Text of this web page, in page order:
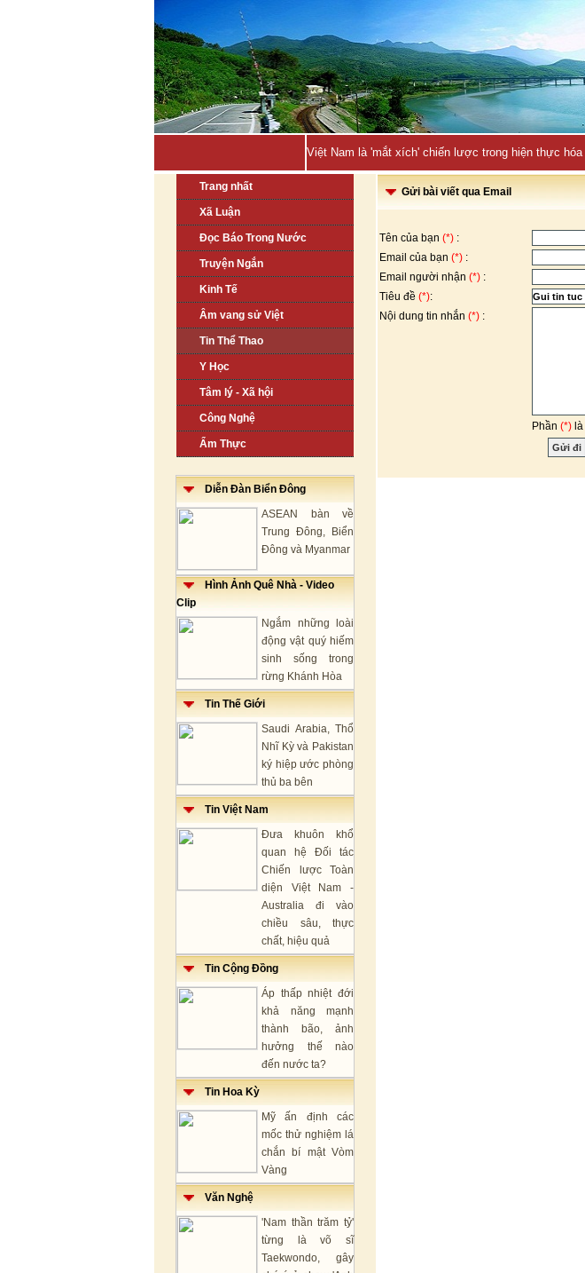
Việt Nam là 'mắt xích' chiến lược trong hiện thực
Trang nhất
Xã Luận
Đọc Báo Trong Nước
Truyện Ngắn
Kinh Tế
Âm vang sử Việt
Tin Thể Thao
Y Học
Tâm lý - Xã hội
Công Nghệ
Ẩm Thực
Diễn Đàn Biển Đông
ASEAN bàn về
Trung Đông, Biển
Đông và Myanmar
Hình Ảnh Quê Nhà - Video
Clip
Ngắm những loài
động vật quý hiếm
sinh sống trong
rừng Khánh Hòa
Tin Thế Giới
Saudi Arabia, Thổ
Nhĩ Kỳ và Pakistan
ký hiệp ước phòng
thủ ba bên
Tin Việt Nam
Đưa khuôn khổ
quan hệ Đối tác
Chiến lược Toàn
diện Việt Nam -
Australia đi vào
chiều sâu, thực
chất, hiệu quả
Tin Cộng Đồng
Áp thấp nhiệt đới
khả năng mạnh
thành bão, ảnh
hưởng thế nào
đến nước ta?
Tin Hoa Kỳ
Mỹ ấn định các
mốc thử nghiệm lá
chắn bí mật Vòm
Vàng
Văn Nghệ
'Nam thần trăm tỷ'
từng là võ sĩ
Taekwondo, gây
Gửi bài viết qua Email
Tên của bạn (*) :
Email của bạn (*) :
Email người nhận (*) :
Tiêu đề (*):
Nội dung tin nhắn (*) :
Phần (*)